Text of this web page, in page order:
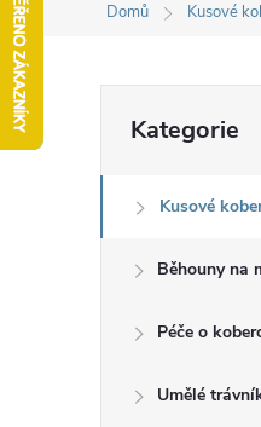
Domů Kusové
o
s
kategorie
Kategorie
Kusové
Běhouny na
Péče o
Umělé